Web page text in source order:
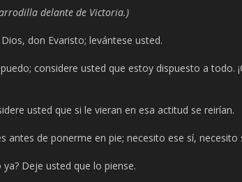
delante de Victoria.)
don Evaristo; levántese usted.
considere usted que estoy dispuesto a todo.
usted que si le vieran en esa actitud se reirían.
antes de ponerme en pie; necesito ese sí, necesito
ya? Deje usted que lo piense.